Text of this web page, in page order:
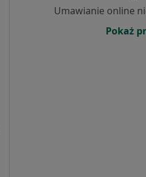
Umawianie online
Pokaż